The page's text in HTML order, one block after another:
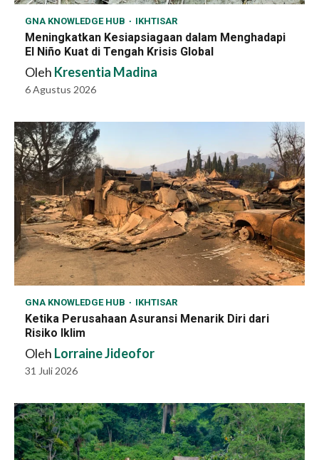
GNA KNOWLEDGE HUB IKHTISAR
Meningkatkan Kesiapsiagaan dalam Menghadapi
El Niño Kuat di Tengah Krisis Global
Oleh Kresentia Madina
6 Agustus 2026
GNA KNOWLEDGE HUB IKHTISAR
Ketika Perusahaan Asuransi Menarik Diri dari
Risiko Iklim
Oleh Lorraine Jideofor
31 Juli 2026